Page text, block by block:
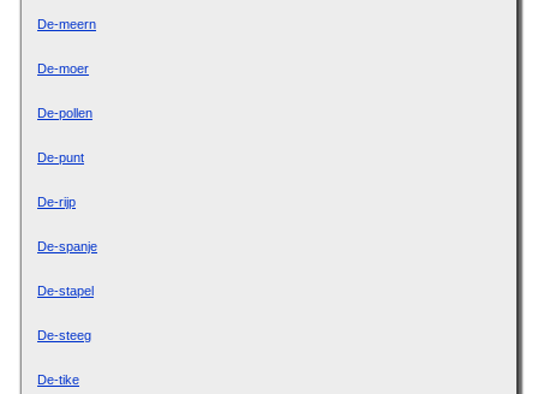
De-meern
De-moer
De-pollen
De-punt
De-rijp
De-spanje
De-stapel
De-steeg
De-tike